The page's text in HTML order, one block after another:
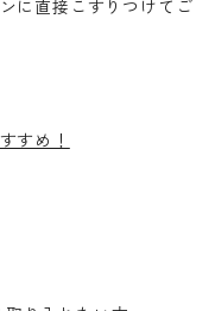
に直接こすりつけてご
すめ！